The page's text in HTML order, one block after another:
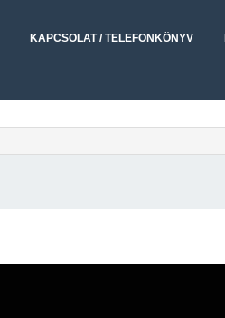
KAPCSOLAT / TELEFONKÖNYV